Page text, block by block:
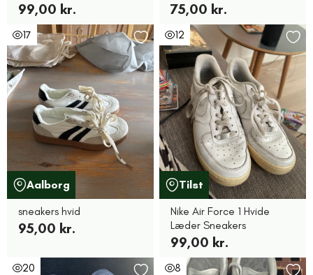
99,00 kr. 75,00 kr.
17
Aalborg
sneakers hvid
95,00 kr.
12
Tilst
Nike Air Force 1 Hvide
Læder Sneakers
99,00 kr.
20 8